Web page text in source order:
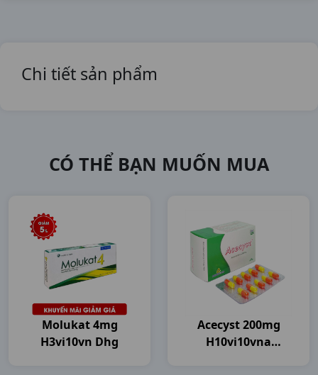
Chi tiết sản phẩm
CÓ THỂ BẠN MUỐN MUA
Molukat 4mg
H3vi10vn Dhg
Acecyst 200mg
H10vi10vna